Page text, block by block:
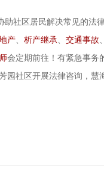
助社区居民解决常见的法
产 析产继承 交通事故
会定期前往！有紧急事务
园社区开展法律咨询，慧